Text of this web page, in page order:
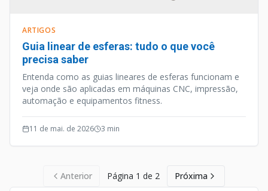
ARTIGOS
Guia linear de esferas: tudo o que você
precisa saber
Entenda como as guias lineares de esferas funcionam e
veja onde são aplicadas em máquinas CNC, impressão,
automação e equipamentos fitness.
11 de mai. de 2026 3 min
Anterior Página 1 de 2 Próxima